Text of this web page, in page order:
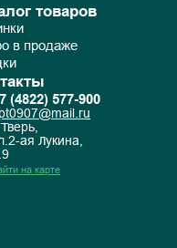
товаров
в продаже
(4822) 577-900
Тверь,
ая Лукина,
на карте